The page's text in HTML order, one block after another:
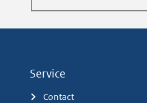
Service
Contact